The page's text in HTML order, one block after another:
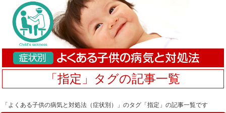
「指定」タグの記事一覧
「よくある子供の病気と対処法（症状別）」のタグ「指定」の記事一覧です